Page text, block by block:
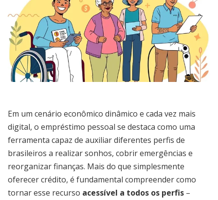
Em um cenário econômico dinâmico e cada vez mais
digital, o empréstimo pessoal se destaca como uma
ferramenta capaz de auxiliar diferentes perfis de
brasileiros a realizar sonhos, cobrir emergências e
reorganizar finanças. Mais do que simplesmente
oferecer crédito, é fundamental compreender como
tornar esse recurso acessível a todos os perfis –